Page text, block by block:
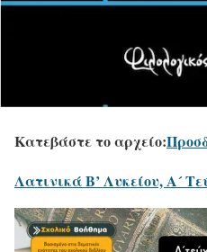
Κατεβάστε το αρχείο:
Λατινικά Β’ Λυκείου, Α´